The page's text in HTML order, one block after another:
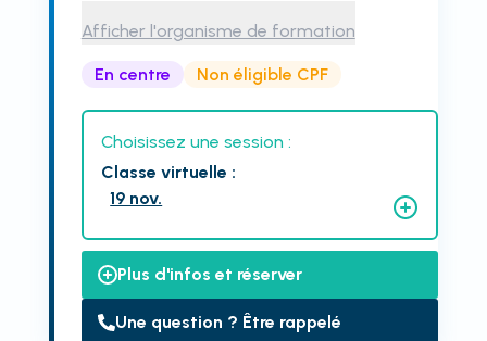
Afficher l'organisme de formation
En centre Non éligible CPF
Choisissez une session :
Classe virtuelle :
19 nov.
Plus d'infos et réserver
Une question ? Être rappelé